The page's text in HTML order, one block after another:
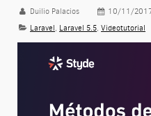
Duilio Palacios
10/11/
Laravel, Laravel 5.5,Videotutorial